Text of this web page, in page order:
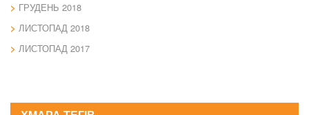
ГРУДЕНЬ 2018
ЛИСТОПАД 2018
ЛИСТОПАД 2017